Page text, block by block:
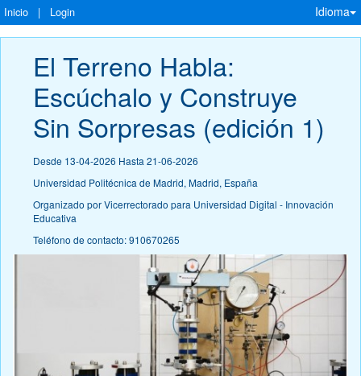
Inicio | Login Idioma
El Terreno Habla:
Escúchalo y Construye
Sin Sorpresas (edición 1)
Desde 13-04-2026 Hasta 21-06-2026
Universidad Politécnica de Madrid, Madrid, España
Organizado por Vicerrectorado para Universidad Digital - Innovación
Educativa
Teléfono de contacto: 910670265